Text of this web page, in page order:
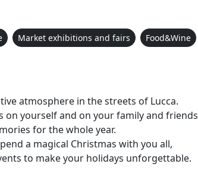
Market exhibitions and fairs Food&Wine
atmosphere in the streets of Lucca.
on yourself and on your family and friends
for the whole year.
a magical Christmas with you all,
to make your holidays unforgettable.